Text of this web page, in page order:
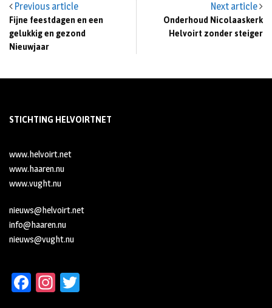
Previous article
Fijne feestdagen en een
gelukkig en gezond
Nieuwjaar
Next article
Onderhoud Nicolaaskerk
Helvoirt zonder steiger
STICHTING HELVOIRTNET
www.helvoirt.net
www.haaren.nu
www.vught.nu
nieuws@helvoirt.net
info@haaren.nu
nieuws@vught.nu
Fa In